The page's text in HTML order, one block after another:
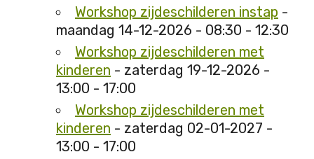
Workshop zijdeschilderen instap -
maandag 14-12-2026 - 08:30 - 12:30
Workshop zijdeschilderen met
kinderen - zaterdag 19-12-2026 -
13:00 - 17:00
Workshop zijdeschilderen met
kinderen - zaterdag 02-01-2027 -
13:00 - 17:00